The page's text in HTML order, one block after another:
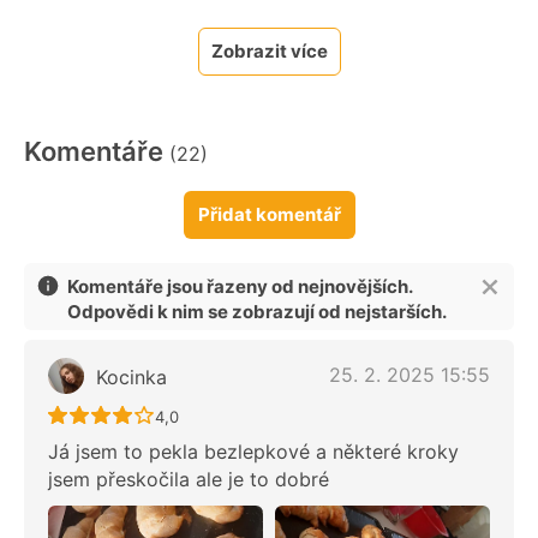
Zobrazit více
Komentáře (22)
Přidat komentář
Komentáře jsou řazeny od nejnovějších.
Odpovědi k nim se zobrazují od nejstarších.
Kocinka 25. 2. 2025 15:55
Recept ještě nebyl hodnocen
4,0
Já jsem to pekla bezlepkové a některé kroky
jsem přeskočila ale je to dobré